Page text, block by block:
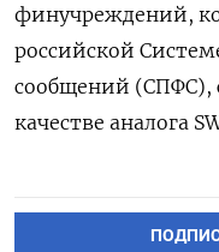
финучреждений,
российской
сообщений (СПФС),
качестве аналога